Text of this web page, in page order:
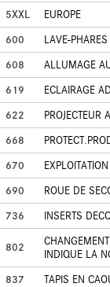
5XXL
EUROPE
600
LAVE-PHARES
608
ALLUMAGE
619
ECLAIRAGE
622
PROJECTEUR
668
670
690
ROUE DE
736
INSERTS
802
INDIQUE LA
837
TAPIS EN